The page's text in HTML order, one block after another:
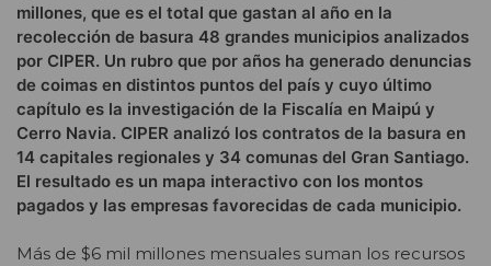
millones, que es el total que gastan al año en la
recolección de basura 48 grandes municipios analizados
por CIPER. Un rubro que por años ha generado denuncias
de coimas en distintos puntos del país y cuyo último
capítulo es la investigación de la Fiscalía en Maipú y
Cerro Navia. CIPER analizó los contratos de la basura en
14 capitales regionales y 34 comunas del Gran Santiago.
El resultado es un mapa interactivo con los montos
pagados y las empresas favorecidas de cada municipio.
Más de $6 mil millones mensuales suman los recursos